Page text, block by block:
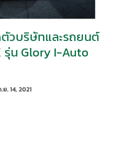
ตัวบริษัทและรถยนต์
รุ่น Glory I-Auto
ย. 14, 2021